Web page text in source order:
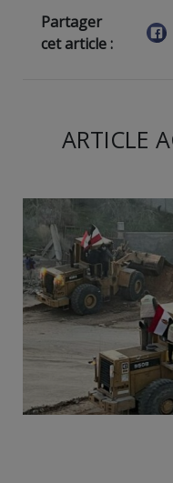
Partager
cet article :
ARTICLE